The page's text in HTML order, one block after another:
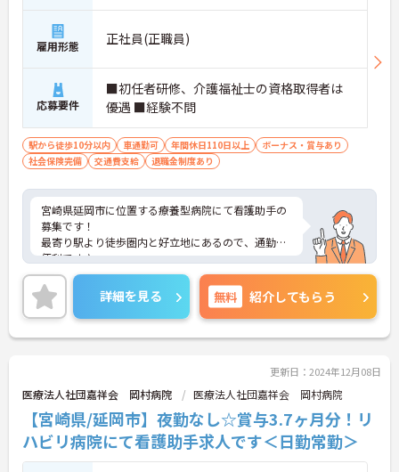
雇用形態 正社員(正職員)
応募要件
■初任者研修、介護福祉士の資格取得者は
優遇 ■経験不問
駅から徒歩10分以内 車通勤可 年間休日110日以上
ボーナス・賞与あり
社会保険完備
交通費支給 退職金制度あり
宮崎県延岡市に位置する療養型病院にて看護助手の
募集です！
最寄り駅より徒歩圏内と好立地にあるので、通勤に
便利です♪
資格取得制度も充実しているので、働きながらのス
キルアップも目指せる環境です★
ご興味のある方は、マイナビ介護職までお問い合わ
せください。
詳細を見る 無料 紹介してもらう
更新日：2024年12月08日
医療法人社団嘉祥会 岡村病院 医療法人社団嘉祥会 岡村病院
【宮崎県/延岡市】夜勤なし☆賞与3.7ヶ月分！リ
ハビリ病院にて看護助手求人です＜日勤常勤＞